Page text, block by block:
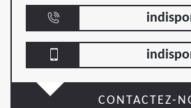
CONTACTEZ-